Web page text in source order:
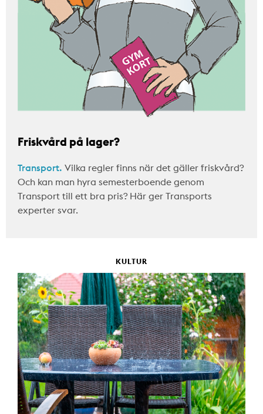
Friskvård på lager?
Transport. Vilka regler finns när det gäller friskvård?
Och kan man hyra semesterboende genom
Transport till ett bra pris? Här ger Transports
experter svar.
KULTUR